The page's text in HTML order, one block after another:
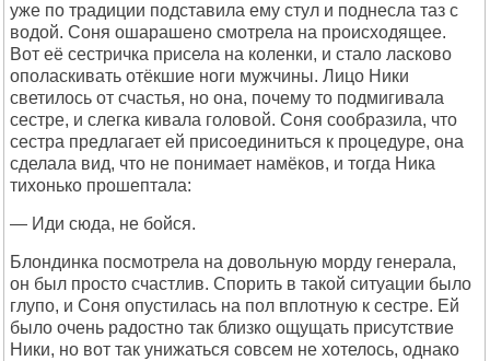
уже по традиции подставила ему стул и поднесла таз с
водой. Соня ошарашено смотрела на происходящее.
Вот её сестричка присела на коленки, и стало ласково
ополаскивать отёкшие ноги мужчины. Лицо Ники
светилось от счастья, но она, почему то подмигивала
сестре, и слегка кивала головой. Соня сообразила, что
сестра предлагает ей присоединиться к процедуре, она
сделала вид, что не понимает намёков, и тогда Ника
тихонько прошептала:
— Иди сюда, не бойся.
Блондинка посмотрела на довольную морду генерала,
он был просто счастлив. Спорить в такой ситуации было
глупо, и Соня опустилась на пол вплотную к сестре. Ей
было очень радостно так близко ощущать присутствие
Ники, но вот так унижаться совсем не хотелось, однако